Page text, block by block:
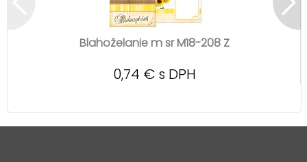
Blahoželanie m sr M18-208 Z
0,74 € s DPH